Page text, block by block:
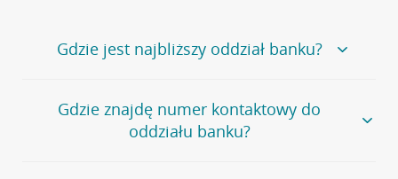
Gdzie jest najbliższy oddział banku?
Jeśli szukasz oddziału naszego banku, zapraszamy na
stronęPlacówki i bankomaty, na której znajduje się
wygodna wyszukiwarka.
Gdzie znajdę numer kontaktowy do
oddziału banku?